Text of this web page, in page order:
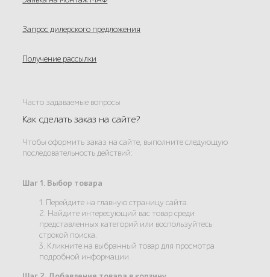
Запрос дилерского предложения
Получение рассылки
Часто задаваемые вопросы
Как сделать заказ на сайте?
Чтобы оформить заказ на сайте, выполните следующую
последовательность действий:
Шаг 1. Выбор товара
1. Перейдите на главную страницу сайта.
2. Найдите интересующий вас товар среди
представленных категорий или воспользуйтесь
строкой поиска.
3. Кликните на выбранный товар для просмотра
подробной информации.